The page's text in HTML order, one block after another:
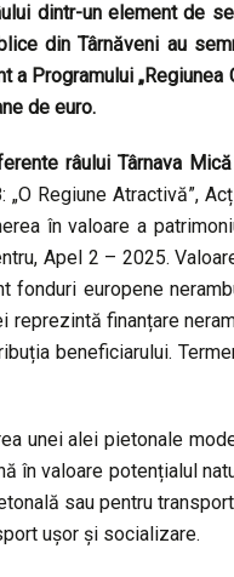
dintr-un element de
din Târnăveni au
a Programului
de euro.
râului Târnava
Regiune Atractivă”,
în valoare a
Apel 2 – 2025.
fonduri europene
reprezintă finanțare
beneficiarului.
unei alei pietonale
în valoare potențialul
sau pentru
ușor și socializare.